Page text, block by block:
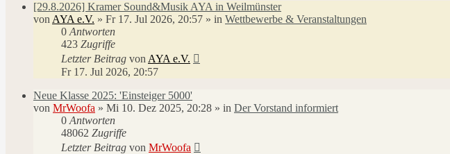
[29.8.2026] Kramer Sound&Musik AYA in Weilmünster
von AYA e.V. » Fr 17. Jul 2026, 20:57 » in Wettbewerbe & Veranstaltungen
0 Antworten
423 Zugriffe
Letzter Beitrag von AYA e.V.
Fr 17. Jul 2026, 20:57
Neue Klasse 2025: 'Einsteiger 5000'
von MrWoofa » Mi 10. Dez 2025, 20:28 » in Der Vorstand informiert
0 Antworten
48062 Zugriffe
Letzter Beitrag von MrWoofa